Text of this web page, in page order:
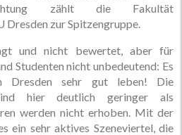
zählt die Fakultät
Dresden zur Spitzengruppe.
und nicht bewertet, aber für
Studenten nicht unbedeutend: Es
Dresden sehr gut leben! Die
sind hier deutlich geringer als
werden nicht erhoben. Mit der
ein sehr aktives Szeneviertel, die